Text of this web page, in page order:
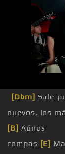
[Dbm] Sale
nuevos, los
[B] Aúnos
compas [E]